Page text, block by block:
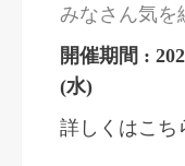
みなさん気を
開催期間 :
(水)
詳しくはこち